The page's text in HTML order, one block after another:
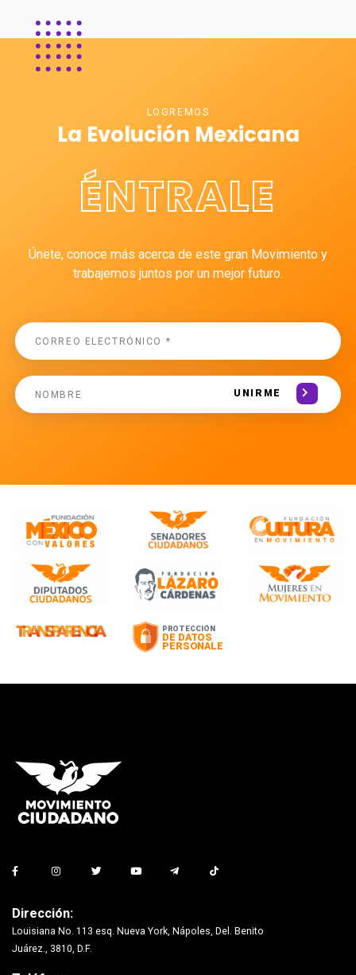
LOGREMOS
La Evolución Mexicana
ÉNTRALE
Únete, conoce más acerca de este gran Movimiento y
trabajemos juntos por un mejor futuro.
UNIRME
Dirección:
Louisiana No. 113 esq. Nueva York, Nápoles, Del. Benito
Juárez., 3810, D.F.